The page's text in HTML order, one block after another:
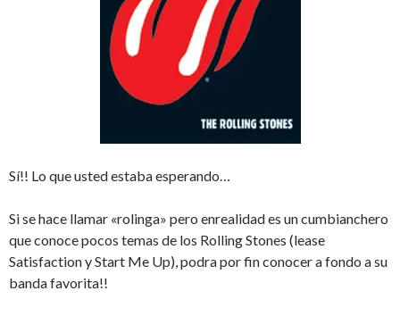
Sí!! Lo que usted estaba esperando…
Si se hace llamar «rolinga» pero enrealidad es un cumbianchero
que conoce pocos temas de los Rolling Stones (lease
Satisfaction y Start Me Up), podra por fin conocer a fondo a su
banda favorita!!